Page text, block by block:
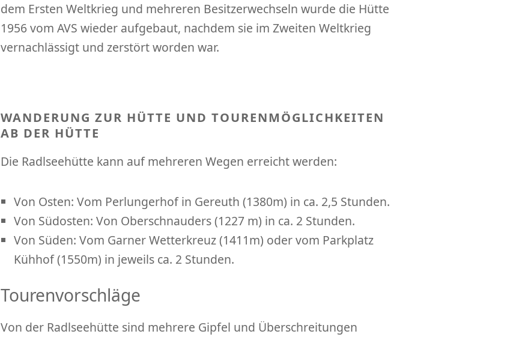
dem Ersten Weltkrieg und mehreren Besitzerwechseln wurde die Hütte
1956 vom AVS wieder aufgebaut, nachdem sie im Zweiten Weltkrieg
vernachlässigt und zerstört worden war.
WANDERUNG ZUR HÜTTE UND TOURENMÖGLICHKEITEN
AB DER HÜTTE
Die Radlseehütte kann auf mehreren Wegen erreicht werden:
Von Osten: Vom Perlungerhof in Gereuth (1380m) in ca. 2,5 Stunden.
Von Südosten: Von Oberschnauders (1227 m) in ca. 2 Stunden.
Von Süden: Vom Garner Wetterkreuz (1411m) oder vom Parkplatz
Kühhof (1550m) in jeweils ca. 2 Stunden.
Tourenvorschläge
Von der Radlseehütte sind mehrere Gipfel und Überschreitungen